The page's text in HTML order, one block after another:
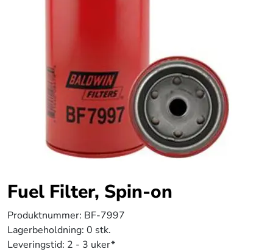
Fuel Filter, Spin-on
Produktnummer: BF-7997
Lagerbeholdning: 0 stk.
Leveringstid: 2 - 3 uker*